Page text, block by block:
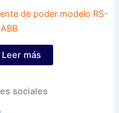
de poder modelo RS-
Leer más
sociales